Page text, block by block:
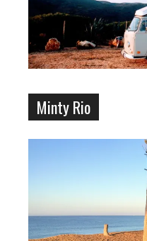
Minty Rio